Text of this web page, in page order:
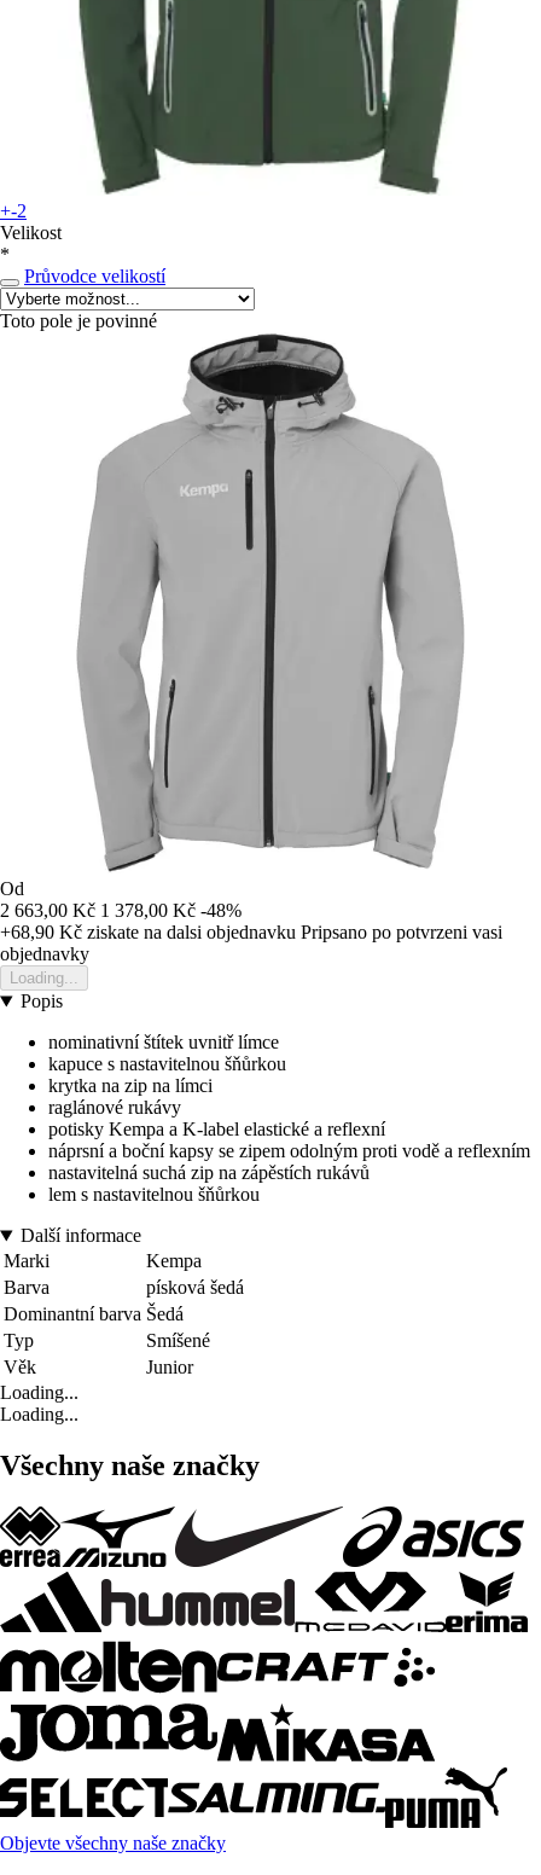
+-2
Velikost
*
Průvodce velikostí
Toto pole je povinné
Od
2 663,00 Kč 1 378,00 Kč -48%
+68,90 Kč ziskate na dalsi objednavku Pripsano po potvrzeni vasi
objednavky
Loading...
Popis
nominativní štítek uvnitř límce
kapuce s nastavitelnou šňůrkou
krytka na zip na límci
raglánové rukávy
potisky Kempa a K-label elastické a reflexní
náprsní a boční kapsy se zipem odolným proti vodě a reflexním
nastavitelná suchá zip na zápěstích rukávů
lem s nastavitelnou šňůrkou
Další informace
Marki
Kempa
Barva
písková šedá
Dominantní barva Šedá
Typ
Smíšené
Věk
Junior
Loading...
Loading...
Všechny naše značky
Objevte všechny naše značky